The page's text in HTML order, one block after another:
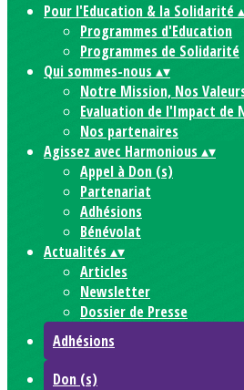
Pour l'Education & la Solidarité▴
Programmes d'Education
Programmes de Solidarité
Qui sommes-nous ▴▾
Notre Mission, Nos
Evaluation de l'Impact de
Nos partenaires
Agissez avec Harmonious ▴▾
Appel à Don (s)
Partenariat
Adhésions
Bénévolat
Actualités ▴▾
Articles
Newsletter
Dossier de Presse
Adhésions
Don (s)